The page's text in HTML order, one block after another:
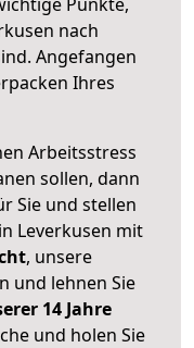
nach
Angefangen
Ihres
Arbeitsstress
sollen, dann
Sie und stellen
in Leverkusen mit
, unsere
und lehnen Sie
14 Jahre
und holen Sie